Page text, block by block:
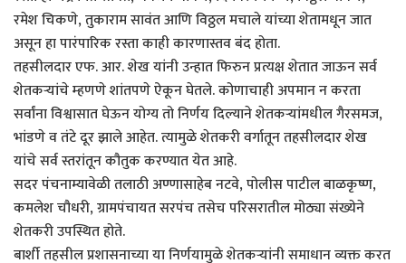
रमेश चिकणे, तुकाराम सावंत आणि विठ्ठल मचाले यांच्या शेतामधून जात
असून हा पारंपारिक रस्ता काही कारणास्तव बंद होता.
तहसीलदार एफ. आर. शेख यांनी उन्हात फिरुन प्रत्यक्ष शेतात जाऊन सर्व
शेतकऱ्यांचे म्हणणे शांतपणे ऐकून घेतले. कोणाचाही अपमान न करता
सर्वांना विश्वासात घेऊन योग्य तो निर्णय दिल्याने शेतकऱ्यांमधील गैरसमज,
भांडणे व तंटे दूर झाले आहेत. त्यामुळे शेतकरी वर्गातून तहसीलदार शेख
यांचे सर्व स्तरांतून कौतुक करण्यात येत आहे.
सदर पंचनाम्यावेळी तलाठी अण्णासाहेब नटवे, पोलीस पाटील बाळकृष्ण,
कमलेश चौधरी, ग्रामपंचायत सरपंच तसेच परिसरातील मोठ्या संख्येने
शेतकरी उपस्थित होते.
बार्शी तहसील प्रशासनाच्या या निर्णयामुळे शेतकऱ्यांनी समाधान व्यक्त करत